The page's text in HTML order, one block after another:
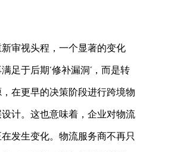
审视头程，一个显著的变化
足于后期‘修补漏洞’，而是转
在更早的决策阶段进行跨境物
计。这也意味着，企业对物流
发生变化。物流服务商不再只